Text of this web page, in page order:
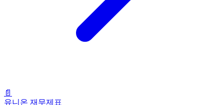
📄
유니온 재무제표